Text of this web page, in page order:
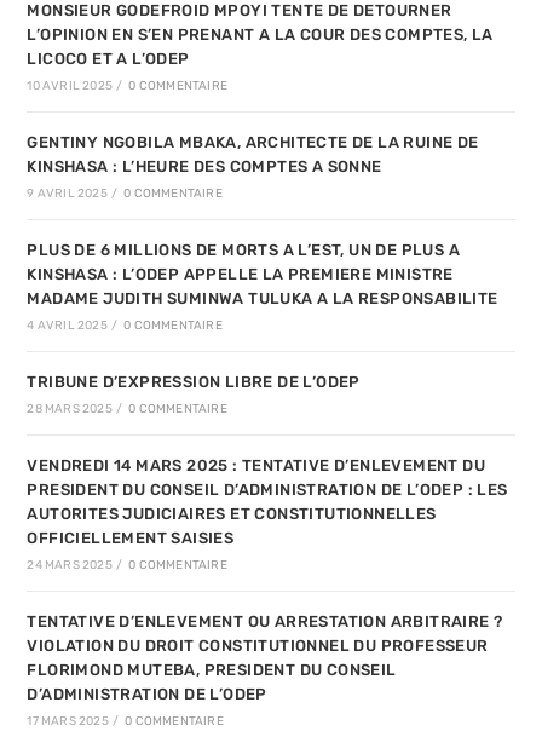
MONSIEUR GODEFROID MPOYI TENTE DE DETOURNER
L’OPINION EN S’EN PRENANT A LA COUR DES COMPTES, LA
LICOCO ET A L’ODEP
10 AVRIL 2025 / 0 COMMENTAIRE
GENTINY NGOBILA MBAKA, ARCHITECTE DE LA RUINE DE
KINSHASA : L’HEURE DES COMPTES A SONNE
9 AVRIL 2025 / 0 COMMENTAIRE
PLUS DE 6 MILLIONS DE MORTS A L’EST, UN DE PLUS A
KINSHASA : L’ODEP APPELLE LA PREMIERE MINISTRE
MADAME JUDITH SUMINWA TULUKA A LA RESPONSABILITE
4 AVRIL 2025 / 0 COMMENTAIRE
TRIBUNE D’EXPRESSION LIBRE DE L’ODEP
28 MARS 2025 / 0 COMMENTAIRE
VENDREDI 14 MARS 2025 : TENTATIVE D’ENLEVEMENT DU
PRESIDENT DU CONSEIL D’ADMINISTRATION DE L’ODEP : LES
AUTORITES JUDICIAIRES ET CONSTITUTIONNELLES
OFFICIELLEMENT SAISIES
24 MARS 2025 / 0 COMMENTAIRE
TENTATIVE D’ENLEVEMENT OU ARRESTATION ARBITRAIRE ?
VIOLATION DU DROIT CONSTITUTIONNEL DU PROFESSEUR
FLORIMOND MUTEBA, PRESIDENT DU CONSEIL
D’ADMINISTRATION DE L’ODEP
17 MARS 2025 / 0 COMMENTAIRE